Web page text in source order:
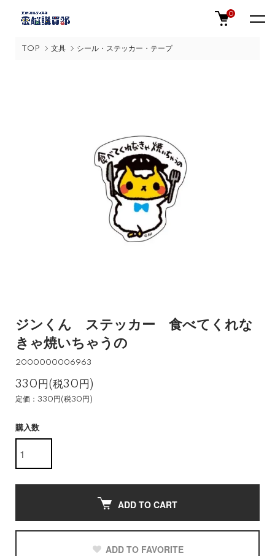
0
TOP 文具 シール・ステッカー・テープ
ジンくん ステッカー 食べてくれな
きゃ焼いちゃうの
2000000006963
330円(税30円)
定価：330円(税30円)
購入数
ADD TO CART
ADD TO FAVORITE